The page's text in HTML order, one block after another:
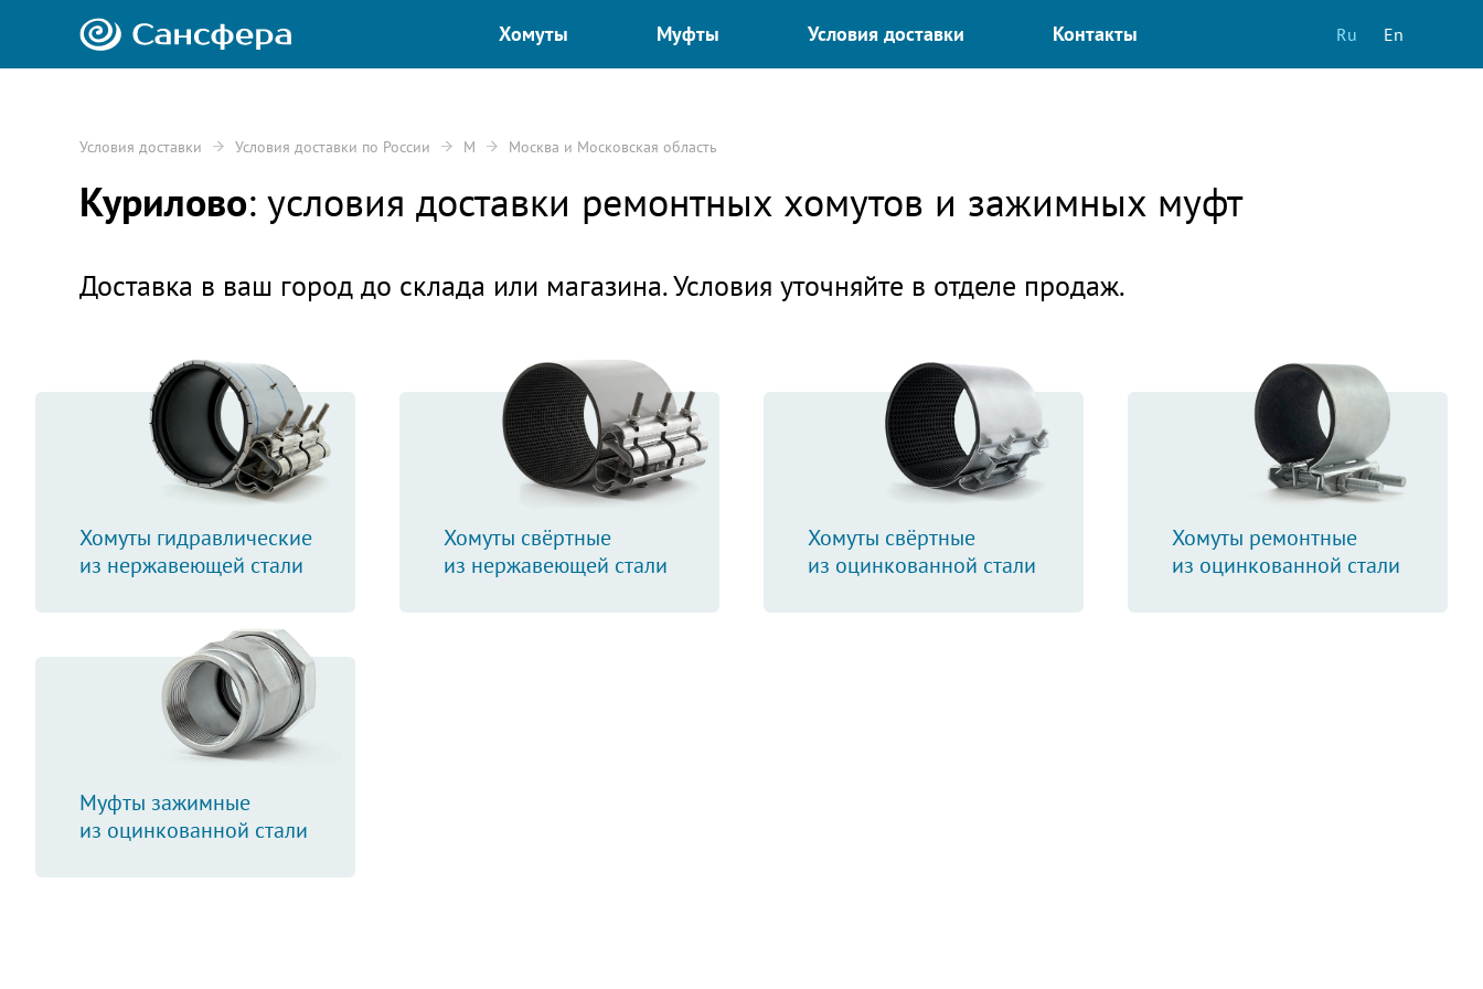
Ru En
Хомуты Муфты Условия доставки Контакты
Условия доставки Условия доставки по России М Москва и Московская область
Курилово: условия доставки ремонтных хомутов и зажимных муфт
Доставка в ваш город до склада или магазина. Условия уточняйте в отделе продаж.
Хомуты гидравлические
из нержавеющей стали
Хомуты свёртные
из нержавеющей стали
Хомуты свёртные
из оцинкованной стали
Хомуты ремонтные
из оцинкованной стали
Муфты зажимные
из оцинкованной стали